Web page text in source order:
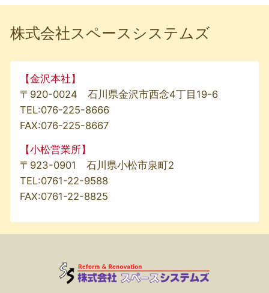
株式会社スペースシステムズ
【金沢本社】
〒920-0024 石川県金沢市西念4丁目19-6
TEL:076-225-8666
FAX:076-225-8667
【小松営業所】
〒923-0901 石川県小松市泉町2
TEL:0761-22-9588
FAX:0761-22-8825